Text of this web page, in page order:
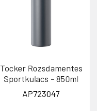
Tocker Rozsdamentes
Sportkulacs - 850ml
AP723047